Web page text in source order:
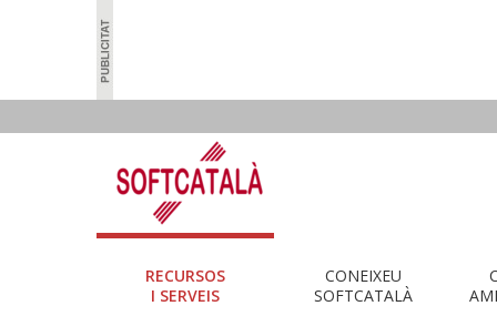
RECURSOS
I SERVEIS
CONEIXEU
SOFTCATALÀ